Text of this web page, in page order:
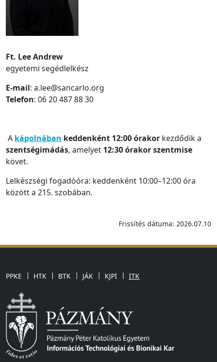
Ft. Lee Andrew
egyetemi segédlelkész
E-mail: a.lee@sancarlo.org
Telefon: 06 20 487 88 30
A kápolnában keddenként 12:00órakor kezdődik a
szentségimádás, amelyet 12:30órakorszentmise
követ.
Lelkészségi fogadóóra: keddenként 10:00–12:00 óra
között a 215. szobában.
Frissítés dátuma: 2026.07.10
PPKE HTK BTK JÁK KJPI ITK